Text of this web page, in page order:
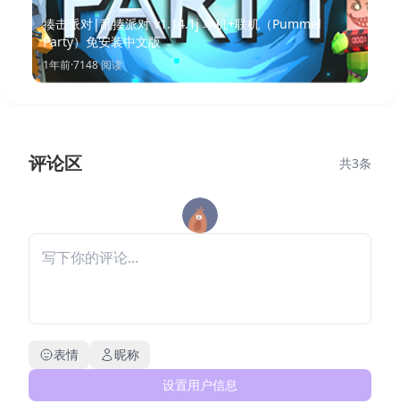
揍击派对|乱揍派对 v1.14.1j 单机+联机（Pummel
Party）免安装中文版
1年前·7148阅读
评论区 共3条
表情
昵称
设置用户信息